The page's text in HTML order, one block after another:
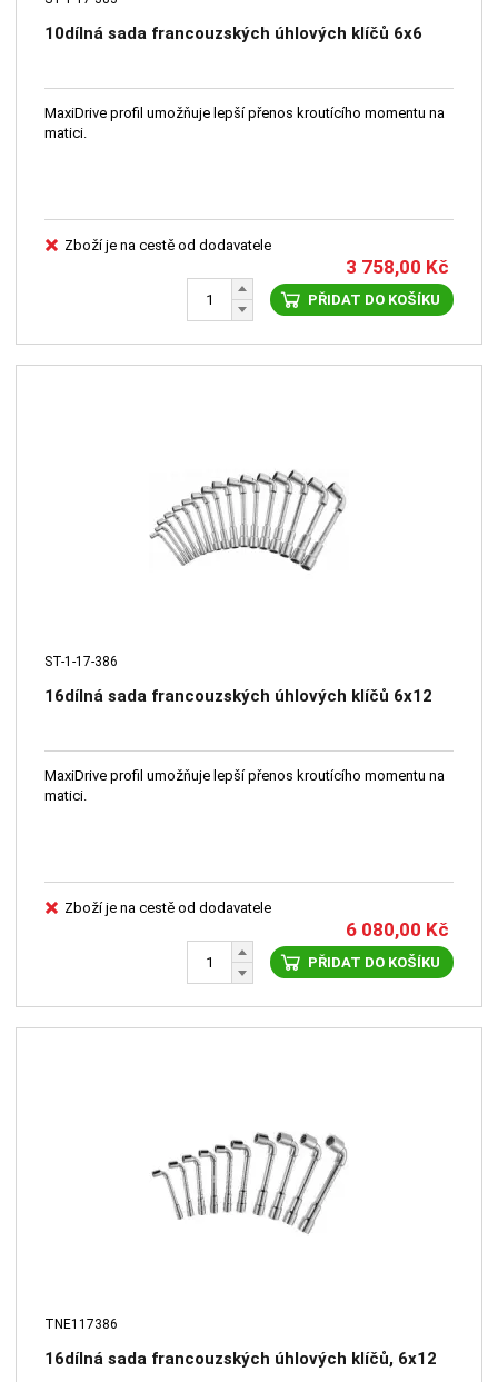
10dílná sada francouzských úhlových klíčů 6x6
MaxiDrive profil umožňuje lepší přenos kroutícího momentu na
matici.
Zboží je na cestě od dodavatele
3 758,00 Kč
PŘIDAT DO KOŠÍKU
ST-1-17-386
16dílná sada francouzských úhlových klíčů 6x12
MaxiDrive profil umožňuje lepší přenos kroutícího momentu na
matici.
Zboží je na cestě od dodavatele
6 080,00 Kč
PŘIDAT DO KOŠÍKU
TNE117386
16dílná sada francouzských úhlových klíčů, 6x12